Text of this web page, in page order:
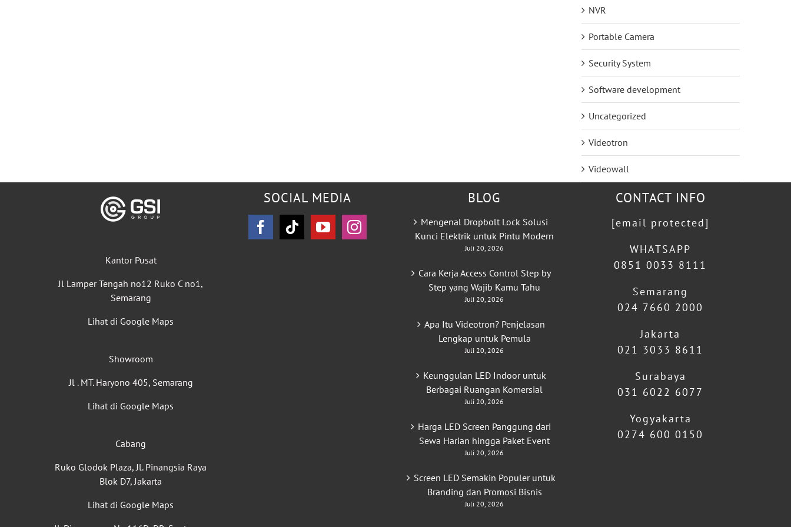
NVR
Portable Camera
Security System
Software development
Uncategorized
Videotron
Videowall
Kantor Pusat
Jl Lamper Tengah no12 Ruko C no1,
Semarang
Lihat di Google Maps
Showroom
Jl . MT. Haryono 405, Semarang
Lihat di Google Maps
Cabang
Ruko Glodok Plaza, Jl. Pinangsia Raya
Blok D7, Jakarta
Lihat di Google Maps
SOCIAL MEDIA BLOG
Mengenal Dropbolt Lock Solusi
Kunci Elektrik untuk Pintu Modern
Juli 20, 2026
Cara Kerja Access Control Step by
Step yang Wajib Kamu Tahu
Juli 20, 2026
Apa Itu Videotron? Penjelasan
Lengkap untuk Pemula
Juli 20, 2026
Keunggulan LED Indoor untuk
Berbagai Ruangan Komersial
Juli 20, 2026
Harga LED Screen Panggung dari
Sewa Harian hingga Paket Event
Juli 20, 2026
Screen LED Semakin Populer untuk
Branding dan Promosi Bisnis
Juli 20, 2026
CONTACT INFO
[email protected]
WHATSAPP
0851 0033 8111
Semarang
024 7660 2000
Jakarta
021 3033 8611
Surabaya
031 6022 6077
Yogyakarta
0274 600 0150